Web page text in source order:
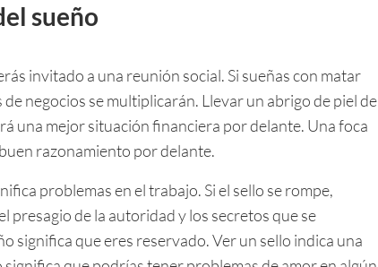
sueño
invitado a una reunión social. Si sueñas con matar
negocios se multiplicarán. Llevar un abrigo de piel de
una mejor situación financiera por delante. Una foca
razonamiento por delante.
problemas en el trabajo. Si el sello se rompe,
presagio de la autoridad y los secretos que se
significa que eres reservado. Ver un sello indica una